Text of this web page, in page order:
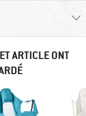
ARTICLE ONT